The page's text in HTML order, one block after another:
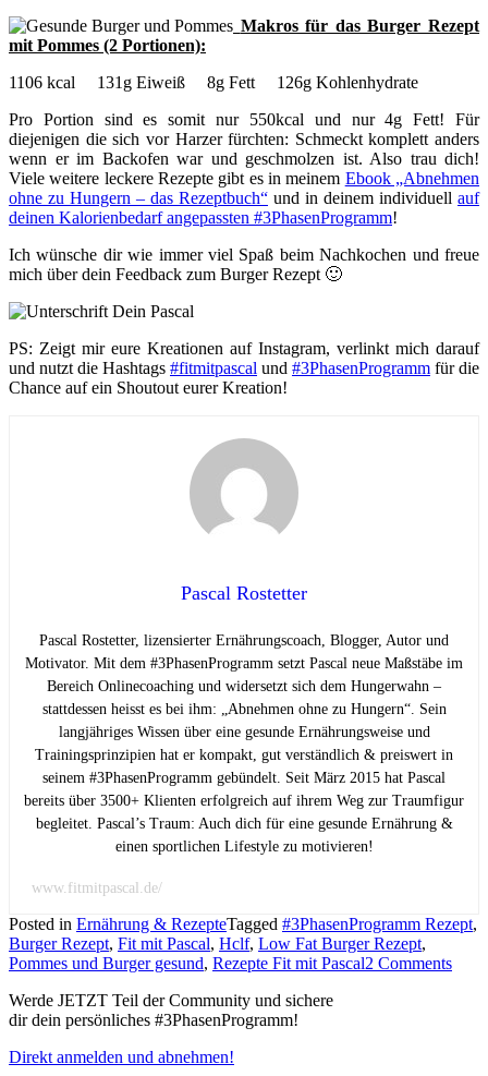
Makros für das Burger Rezept
mit Pommes (2 Portionen):
1106 kcal 131g Eiweiß 8g Fett 126g Kohlenhydrate
Pro Portion sind es somit nur 550kcal und nur 4g Fett! Für
diejenigen die sich vor Harzer fürchten: Schmeckt komplett anders
wenn er im Backofen war und geschmolzen ist. Also trau dich!
Viele weitere leckere Rezepte gibt es in meinem Ebook „Abnehmen
ohne zu Hungern – das Rezeptbuch“ und in deinem individuell auf
deinen Kalorienbedarf angepassten #3PhasenProgramm!
Ich wünsche dir wie immer viel Spaß beim Nachkochen und freue
mich über dein Feedback zum Burger Rezept 🙂
PS: Zeigt mir eure Kreationen auf Instagram, verlinkt mich darauf
und nutzt die Hashtags #fitmitpascal und #3PhasenProgramm für die
Chance auf ein Shoutout eurer Kreation!
Pascal Rostetter
Pascal Rostetter, lizensierter Ernährungscoach, Blogger, Autor und
Motivator. Mit dem #3PhasenProgramm setzt Pascal neue Maßstäbe im
Bereich Onlinecoaching und widersetzt sich dem Hungerwahn –
stattdessen heisst es bei ihm: „Abnehmen ohne zu Hungern“. Sein
langjähriges Wissen über eine gesunde Ernährungsweise und
Trainingsprinzipien hat er kompakt, gut verständlich & preiswert in
seinem #3PhasenProgramm gebündelt. Seit März 2015 hat Pascal
bereits über 3500+ Klienten erfolgreich auf ihrem Weg zur Traumfigur
begleitet. Pascal’s Traum: Auch dich für eine gesunde Ernährung &
einen sportlichen Lifestyle zu motivieren!
www.fitmitpascal.de/
Posted in Ernährung & RezepteTagged #3PhasenProgramm Rezept,
Burger Rezept, Fit mit Pascal, Hclf, Low Fat Burger Rezept,
Pommes und Burger gesund, Rezepte Fit mit Pascal2 Comments
Werde JETZT Teil der Community und sichere
dir dein persönliches #3PhasenProgramm!
Direkt anmelden und abnehmen!